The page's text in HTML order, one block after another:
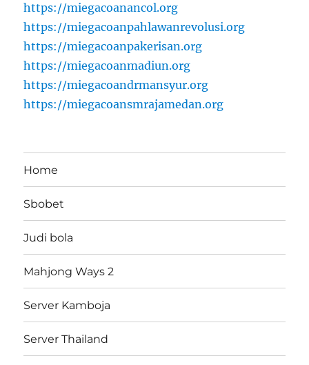
https://miegacoanancol.org
https://miegacoanpahlawanrevolusi.org
https://miegacoanpakerisan.org
https://miegacoanmadiun.org
https://miegacoandrmansyur.org
https://miegacoansmrajamedan.org
Home
Sbobet
Judi bola
Mahjong Ways 2
Server Kamboja
Server Thailand